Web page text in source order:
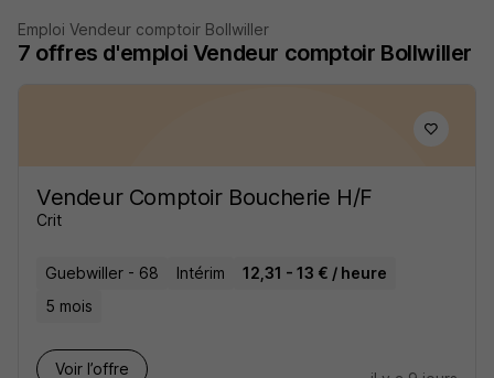
Emploi Vendeur comptoir Bollwiller
7 offres d'emploi Vendeur comptoir Bollwiller
Vendeur Comptoir Boucherie H/F
Crit
Guebwiller - 68 Intérim
12,31 - 13 € / heure
5 mois
Voir l’offre